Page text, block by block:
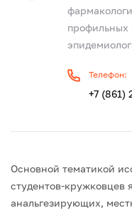
профильных
Телефон:
+7 (861)
Основной тематикой
студентов-кружковцев
анальгезирующих,